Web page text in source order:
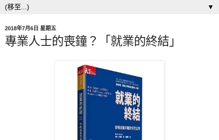
▼
2018年7月6日 星期五
專業人士的喪鐘？「就業的終結」